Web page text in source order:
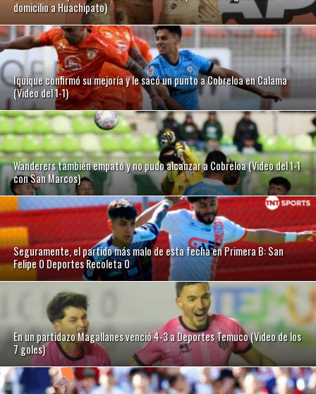
domicilio a Huachipato)
Iquique confirmó su mejoría y le sacó un punto a Cobreloa en Calama
(Video del 1-1)
Wanderers también empató y no pudo alcanzar a Cobreloa (Video del 1-1
con San Marcos)
Seguramente, el partido más malo de esta fecha en Primera B: San
Felipe 0 Deportes Recoleta 0
En un partidazo Magallanes venció 4-3 a Deportes Temuco (Video de los
7 goles)